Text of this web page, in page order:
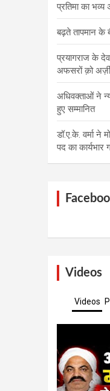
प्रतिमा का भव्य
बढ़ते तापमान के
प्रयागराज के
अफसरों क़ो
अधिवक्ताओं ने
हुए सम्मानित
डॉ.ए.के. वर्मा ने
पद का कार्यभार
Videos
Videos